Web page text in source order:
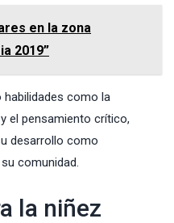
en la zona
2019”
como la
el pensamiento crítico,
desarrollo como
comunidad.
la niñez